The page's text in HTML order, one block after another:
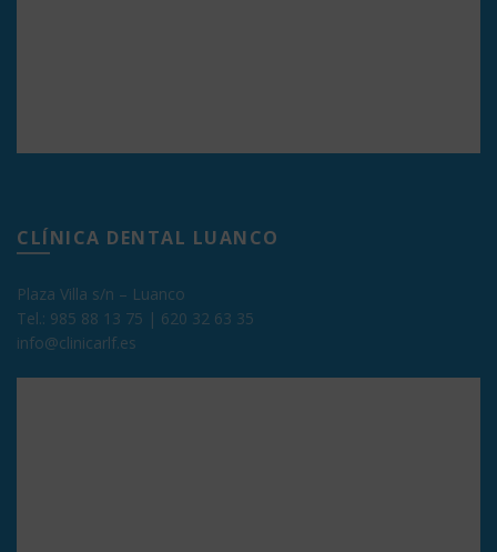
CLÍNICA DENTAL LUANCO
Plaza Villa s/n – Luanco
Tel.: 985 88 13 75 | 620 32 63 35
info@clinicarlf.es